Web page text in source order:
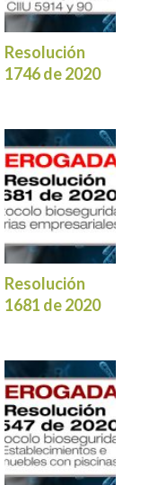
Resolución
1746 de 2020
Resolución
1681 de 2020